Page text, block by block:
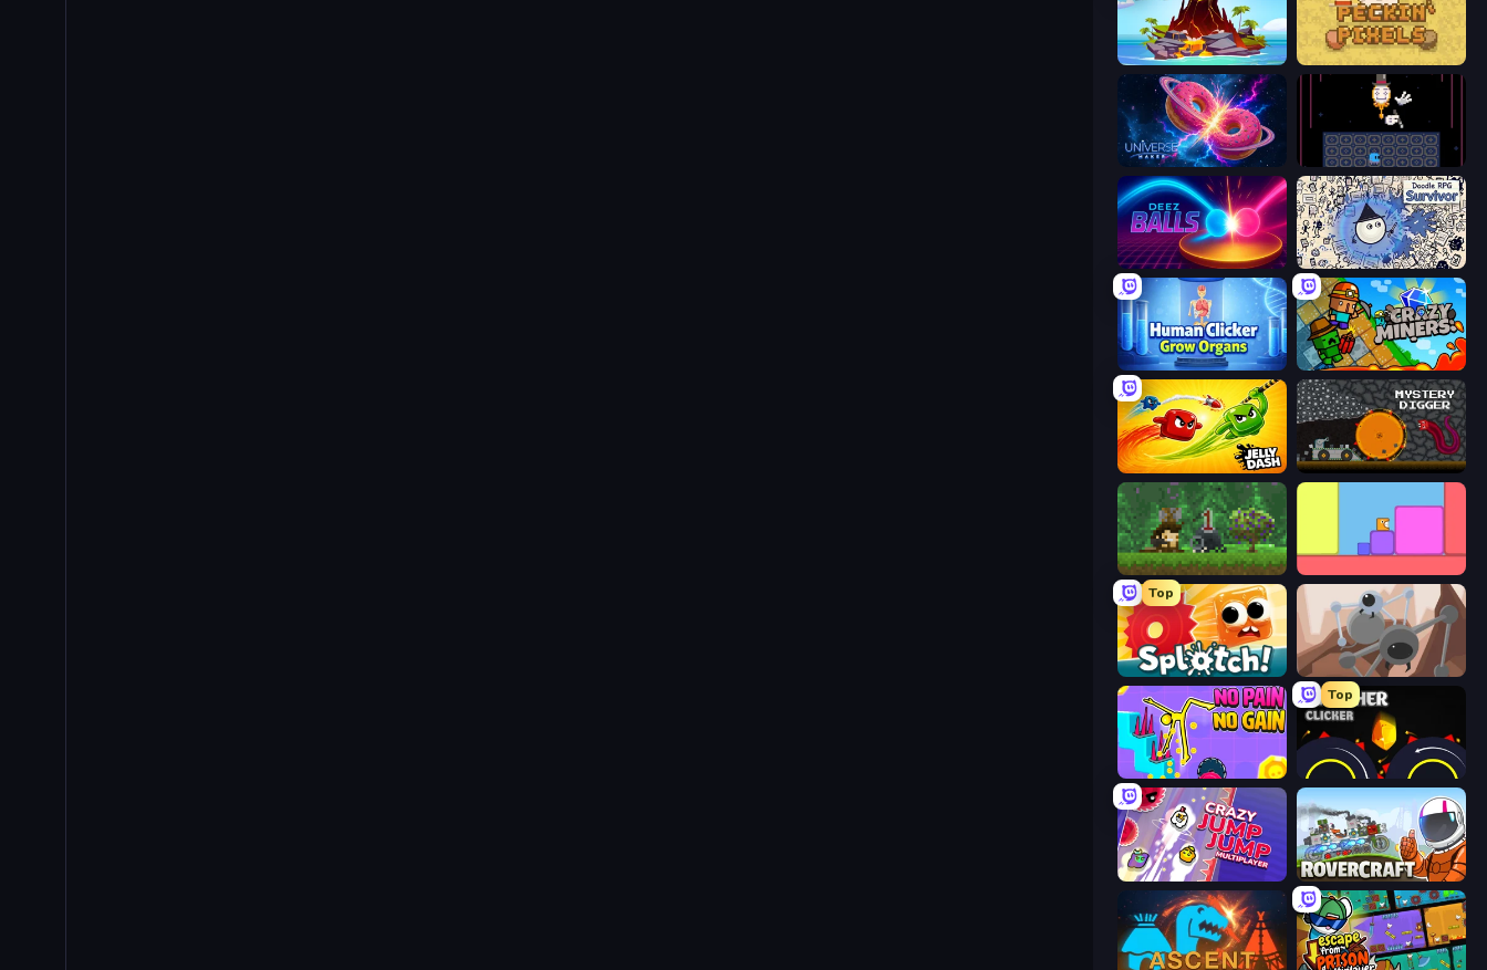
Volcano Island Peckin' Pixels
Universe Maker Just One Boss
Deez Balls Doodle RPG Survivor
Human Clicker: Grow Organs Crazy Miners
Jelly Dash Mystery Digger
Aground
Top
Splotch! Tri-Achnid
No Pain No Gain - Ragdoll Sandbox
Top
Crusher Clicker
Crazy Jump Jump Multiplayer Rovercraft